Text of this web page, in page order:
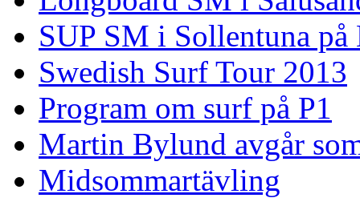
SUP SM i Sollentuna på
Swedish Surf Tour 2013
Program om surf på P1
Martin Bylund avgår
Midsommartävling